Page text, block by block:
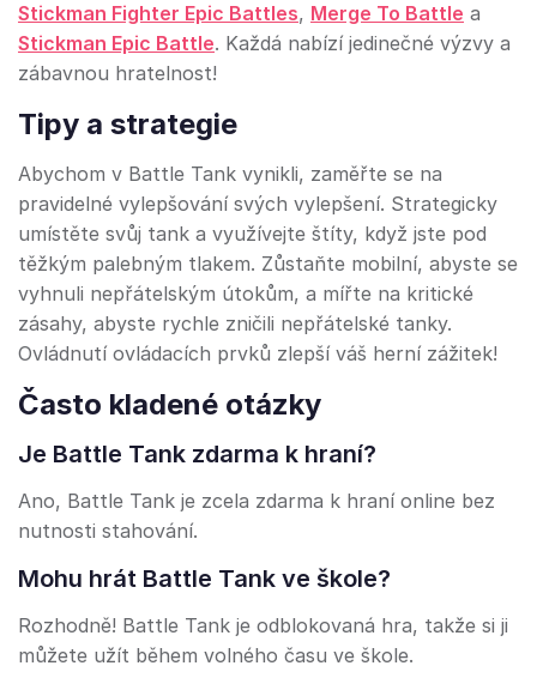
Stickman Fighter Epic Battles, Merge To Battle a
Stickman Epic Battle. Každá nabízí jedinečné výzvy a
zábavnou hratelnost!
Tipy a strategie
Abychom v Battle Tank vynikli, zaměřte se na
pravidelné vylepšování svých vylepšení. Strategicky
umístěte svůj tank a využívejte štíty, když jste pod
těžkým palebným tlakem. Zůstaňte mobilní, abyste se
vyhnuli nepřátelským útokům, a mířte na kritické
zásahy, abyste rychle zničili nepřátelské tanky.
Ovládnutí ovládacích prvků zlepší váš herní zážitek!
Často kladené otázky
Je Battle Tank zdarma k hraní?
Ano, Battle Tank je zcela zdarma k hraní online bez
nutnosti stahování.
Mohu hrát Battle Tank ve škole?
Rozhodně! Battle Tank je odblokovaná hra, takže si ji
můžete užít během volného času ve škole.